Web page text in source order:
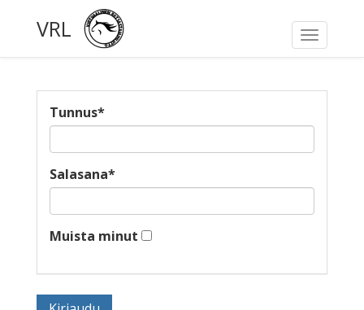
Toggle
VRL
Tunnus*
Salasana*
Muista minut